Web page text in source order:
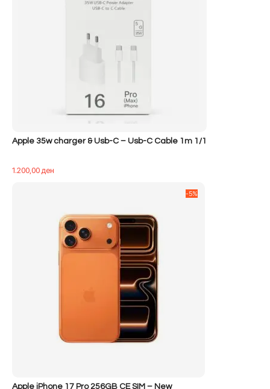
Apple 35w charger & Usb-C – Usb-C Cable 1m 1/1
1.200,00ден
Apple iPhone 17 Pro 256GB CE SIM – New
-5%